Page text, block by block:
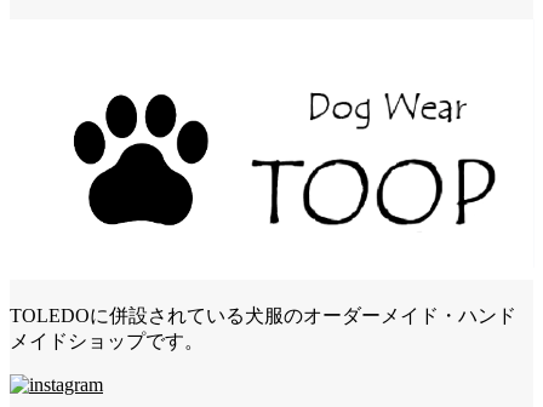
TOLEDOに併設されている犬服のオーダーメイド・ハンド
メイドショップです。